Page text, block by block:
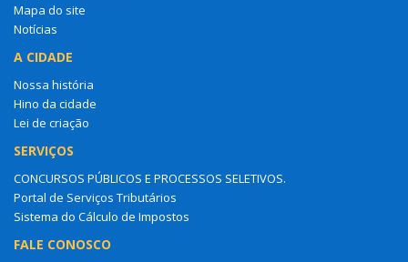
Mapa do site
Notícias
A CIDADE
Nossa história
Hino da cidade
Lei de criação
SERVIÇOS
CONCURSOS PÚBLICOS E PROCESSOS SELETIVOS.
Portal de Serviços Tributários
Sistema do Cálculo de Impostos
FALE CONOSCO